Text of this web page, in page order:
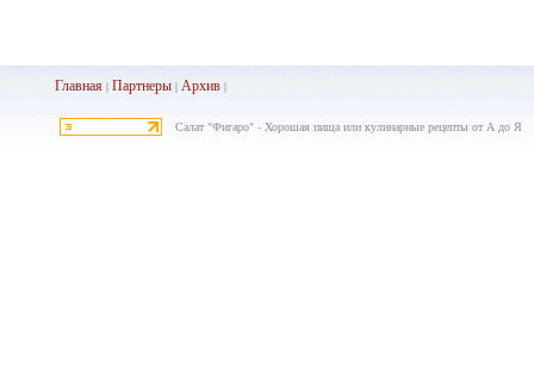
Главная |Партнеры |Архив |
Салат "Фигаро" - Хорошая пища или кулинарные рецепты от А до Я